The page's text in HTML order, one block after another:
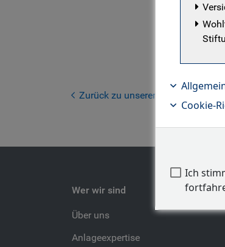
Zurück zu unserem Team
Wer wir sind
Über uns
Anlageexpertise
Cookie-
Ich